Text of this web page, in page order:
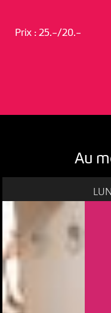
Prix : 25.-/20.-
Au